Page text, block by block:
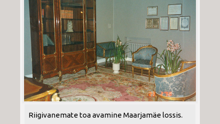
Riigivanemate toa avamine Maarjamäe lossis.